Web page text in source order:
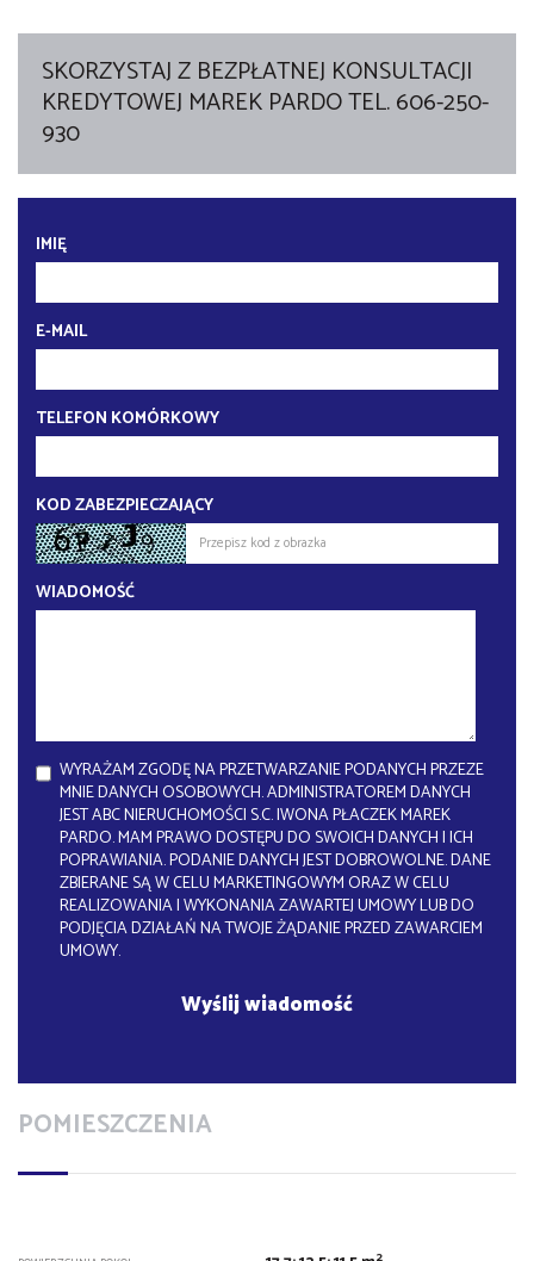
SKORZYSTAJ Z BEZPŁATNEJ KONSULTACJI
KREDYTOWEJ MAREK PARDO TEL. 606-250-
930
IMIĘ
E-MAIL
TELEFON KOMÓRKOWY
KOD ZABEZPIECZAJĄCY
WIADOMOŚĆ
WYRAŻAM ZGODĘ NA PRZETWARZANIE PODANYCH PRZEZE
MNIE DANYCH OSOBOWYCH. ADMINISTRATOREM DANYCH
JEST ABC NIERUCHOMOŚCI S.C. IWONA PŁACZEK MAREK
PARDO. MAM PRAWO DOSTĘPU DO SWOICH DANYCH I ICH
POPRAWIANIA. PODANIE DANYCH JEST DOBROWOLNE. DANE
ZBIERANE SĄ W CELU MARKETINGOWYM ORAZ W CELU
REALIZOWANIA I WYKONANIA ZAWARTEJ UMOWY LUB DO
PODJĘCIA DZIAŁAŃ NA TWOJE ŻĄDANIE PRZED ZAWARCIEM
UMOWY.
POMIESZCZENIA